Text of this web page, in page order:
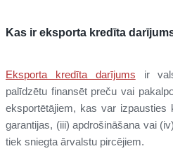
Kas ir eksporta kredīta
Eksporta kredīta darījums ir
palīdzētu finansēt preču vai
eksportētājiem, kas var izpausties
garantijas, (iii) apdrošināšana vai
tiek sniegta ārvalstu pircējiem.